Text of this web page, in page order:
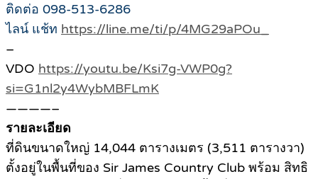
ติดต่อ 098-513-6286
ไลน์ แช้ท https://line.me/ti/p/4MG29aPOu_
–
VDO https://youtu.be/Ksi7g-VWP0g?
si=G1nl2y4WybMBFLmK
————–
รายละเอียด
ที่ดินขนาดใหญ่ 14,044 ตารางเมตร (3,511 ตารางวา)
ตั้งอยู่ในพื้นที่ของ Sir James Country Club พร้อม สิทธิ